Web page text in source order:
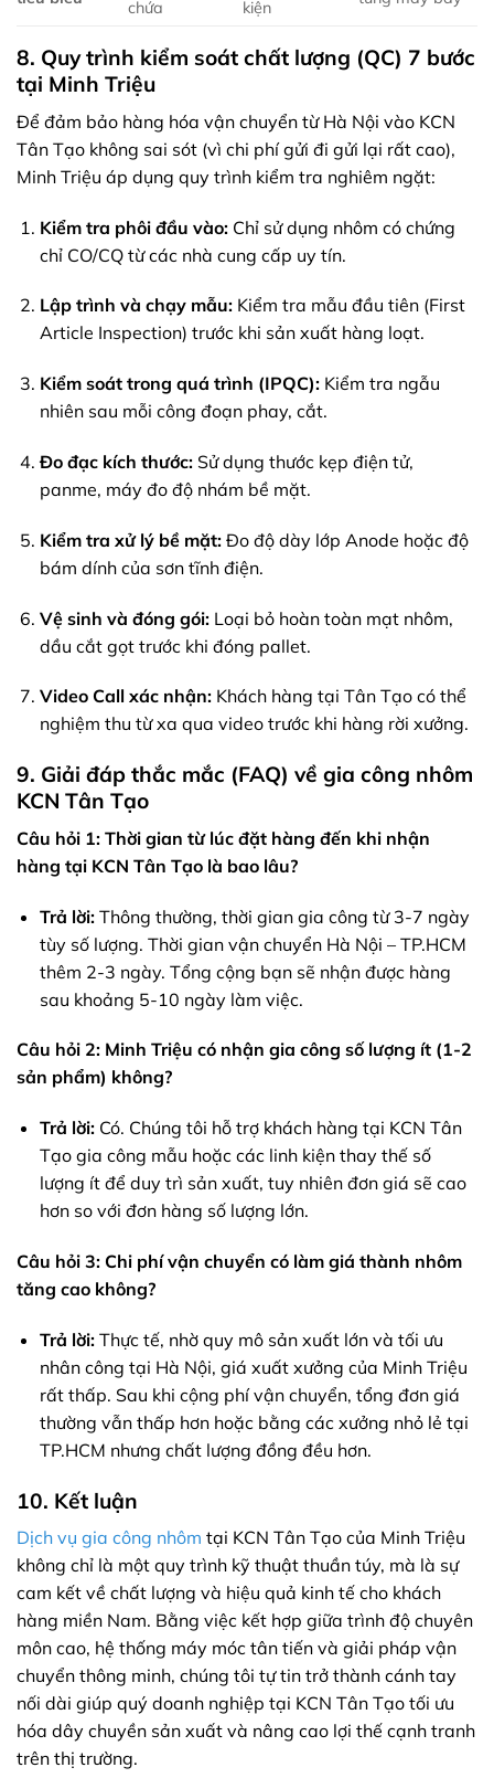
chứa
kiện
8. Quy trình kiểm soát chất lượng (QC) 7 bước
tại Minh Triệu
Để đảm bảo hàng hóa vận chuyển từ Hà Nội vào KCN
Tân Tạo không sai sót (vì chi phí gửi đi gửi lại rất cao),
Minh Triệu áp dụng quy trình kiểm tra nghiêm ngặt:
Kiểm tra phôi đầu vào:Chỉ sử dụng nhôm có chứng
chỉ CO/CQ từ các nhà cung cấp uy tín.
Lập trình và chạy mẫu:Kiểm tra mẫu đầu tiên (First
Article Inspection) trước khi sản xuất hàng loạt.
Kiểm soát trong quá trình (IPQC):Kiểm tra ngẫu
nhiên sau mỗi công đoạn phay, cắt.
Đo đạc kích thước:Sử dụng thước kẹp điện tử,
panme, máy đo độ nhám bề mặt.
Kiểm tra xử lý bề mặt:Đo độ dày lớp Anode hoặc độ
bám dính của sơn tĩnh điện.
Vệ sinh và đóng gói:Loại bỏ hoàn toàn mạt nhôm,
dầu cắt gọt trước khi đóng pallet.
Video Call xác nhận:Khách hàng tại Tân Tạo có thể
nghiệm thu từ xa qua video trước khi hàng rời xưởng.
9. Giải đáp thắc mắc (FAQ) về gia công nhôm
KCN Tân Tạo
Câu hỏi 1: Thời gian từ lúc đặt hàng đến khi nhận
hàng tại KCN Tân Tạo là bao lâu?
Trả lời:Thông thường, thời gian gia công từ 3-7 ngày
tùy số lượng. Thời gian vận chuyển Hà Nội – TP.HCM
thêm 2-3 ngày. Tổng cộng bạn sẽ nhận được hàng
sau khoảng 5-10 ngày làm việc.
Câu hỏi 2: Minh Triệu có nhận gia công số lượng ít (1-2
sản phẩm) không?
Trả lời:Có. Chúng tôi hỗ trợ khách hàng tại KCN Tân
Tạo gia công mẫu hoặc các linh kiện thay thế số
lượng ít để duy trì sản xuất, tuy nhiên đơn giá sẽ cao
hơn so với đơn hàng số lượng lớn.
Câu hỏi 3: Chi phí vận chuyển có làm giá thành nhôm
tăng cao không?
Trả lời:Thực tế, nhờ quy mô sản xuất lớn và tối ưu
nhân công tại Hà Nội, giá xuất xưởng của Minh Triệu
rất thấp. Sau khi cộng phí vận chuyển, tổng đơn giá
thường vẫn thấp hơn hoặc bằng các xưởng nhỏ lẻ tại
TP.HCM nhưng chất lượng đồng đều hơn.
10. Kết luận
Dịch vụ gia công nhôm tại KCN Tân Tạo của Minh Triệu
không chỉ là một quy trình kỹ thuật thuần túy, mà là sự
cam kết về chất lượng và hiệu quả kinh tế cho khách
hàng miền Nam. Bằng việc kết hợp giữa trình độ chuyên
môn cao, hệ thống máy móc tân tiến và giải pháp vận
chuyển thông minh, chúng tôi tự tin trở thành cánh tay
nối dài giúp quý doanh nghiệp tại KCN Tân Tạo tối ưu
hóa dây chuyền sản xuất và nâng cao lợi thế cạnh tranh
trên thị trường.